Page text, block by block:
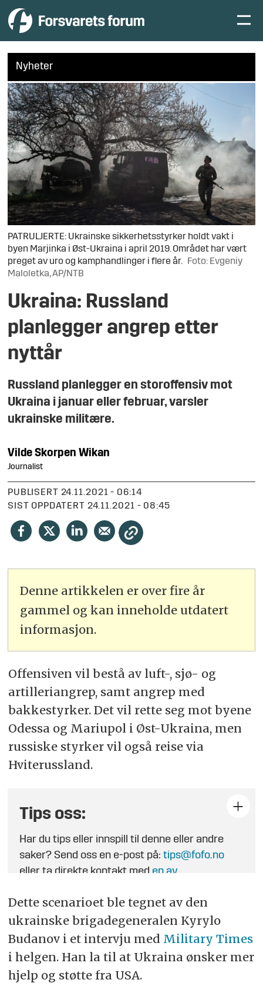
Nyheter
PATRULJERTE: Ukrainske sikkerhetsstyrker holdt vakt i
byen Marjinka i Øst-Ukraina i april 2019. Området har vært
preget av uro og kamphandlinger i flere år.
Foto: Evgeniy
Maloletka, AP/NTB
Ukraina: Russland
planlegger angrep etter
nyttår
Russland planlegger en storoffensiv mot
Ukraina i januar eller februar, varsler
ukrainske militære.
Vilde Skorpen Wikan
Journalist
PUBLISERT
24.11.2021 - 06:14
SIST OPPDATERT
24.11.2021 - 08:45
Denne artikkelen er over fire år
gammel og kan inneholde utdatert
informasjon.
Offensiven vil bestå av luft-, sjø- og
artilleriangrep, samt angrep med
bakkestyrker. Det vil rette seg mot byene
Odessa og Mariupol i Øst-Ukraina, men
russiske styrker vil også reise via
Hviterussland.
Tips oss:
Har du tips eller innspill til denne eller andre
saker? Send oss en e-post på:tips@fofo.no
eller ta direkte kontakt med en av
Dette scenarioet ble tegnet av den
ukrainske brigadegeneralen Kyrylo
Budanov i et intervju med Military Times
i helgen. Han la til at Ukraina ønsker mer
hjelp og støtte fra USA.